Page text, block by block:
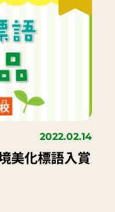
2022.02.14
美化標語入賞